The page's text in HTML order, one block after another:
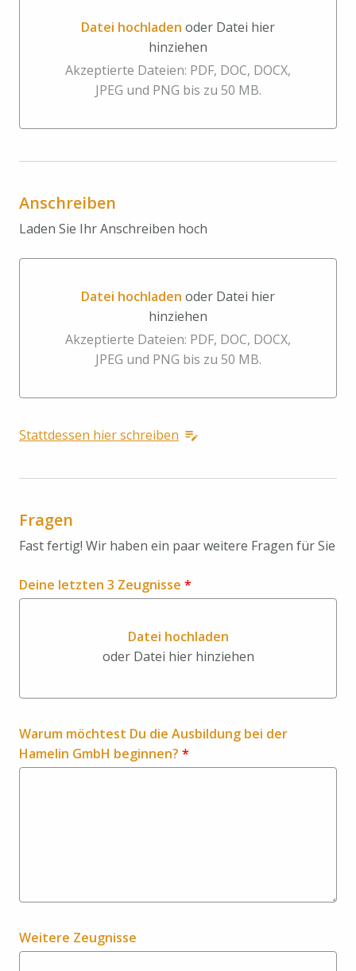
Datei hochladen oder Datei hier
hinziehen
Datei hochladen oder Datei hier hinziehen
Akzeptierte Dateien: PDF, DOC, DOCX,
JPEG und PNG bis zu 50 MB.
Anschreiben
Laden Sie Ihr Anschreiben hoch
Datei hochladen oder Datei hier
hinziehen
Datei hochladen oder Datei hier hinziehen
Akzeptierte Dateien: PDF, DOC, DOCX,
JPEG und PNG bis zu 50 MB.
Stattdessen hier schreiben
Fragen
Fast fertig! Wir haben ein paar weitere Fragen für Sie
Deine letzten 3 Zeugnisse *
Datei hochladen
oder Datei hier hinziehen
Warum möchtest Du die Ausbildung bei der
Hamelin GmbH beginnen? *
Weitere Zeugnisse